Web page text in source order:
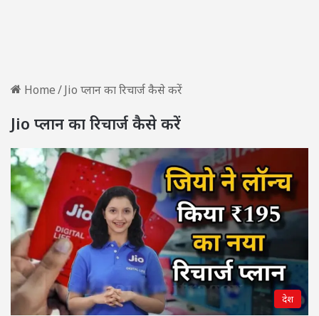
Home/Jio प्लान का रिचार्ज कैसे करें
Jio प्लान का रिचार्ज कैसे करें
देश